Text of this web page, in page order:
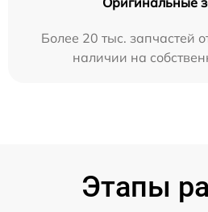
Более 20 тыс. запчастей
наличии на
Этапы